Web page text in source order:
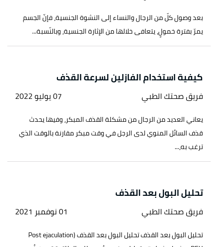
بعد وصول كلّ من الرجال والنساء إلى النشوة الجنسية، فإنّ الجسم
يمرّ بفترة خمولٍ، يتعافى خلالها من الإثارة الجنسية، وبالنّسبة...
كيفية استخدام الفازلين لسرعة القذف
فريق صحتك الطبي 07 يوليو 2022
يعاني العديد من الرجال من مشكلة القذف المبكر، وفيها يحدث
قذف السائل المنوي لدى الرجل في وقت مبكر مقارنة بالوقت الذي
ترغب به،...
تحليل البول بعد القذف
فريق صحتك الطبي 01 نوفمبر 2021
تحليل البول بعد القذف تحليل البول بعد القذف (Post ejaculation